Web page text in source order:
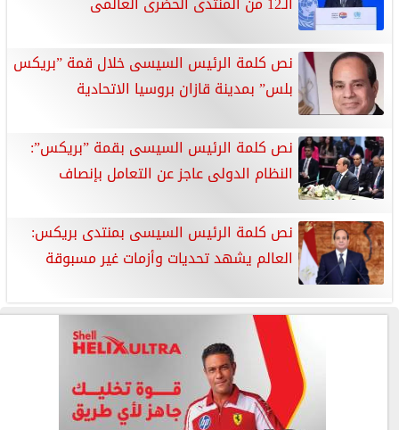
نص كلمة الرئيس السيسى خلال قمة ”بريكس
بلس” بمدينة قازان بروسيا الاتحادية
نص كلمة الرئيس السيسى بقمة ”بريكس”:
النظام الدولى عاجز عن التعامل بإنصاف
نص كلمة الرئيس السيسى بمنتدى بريكس:
العالم يشهد تحديات وأزمات غير مسبوقة